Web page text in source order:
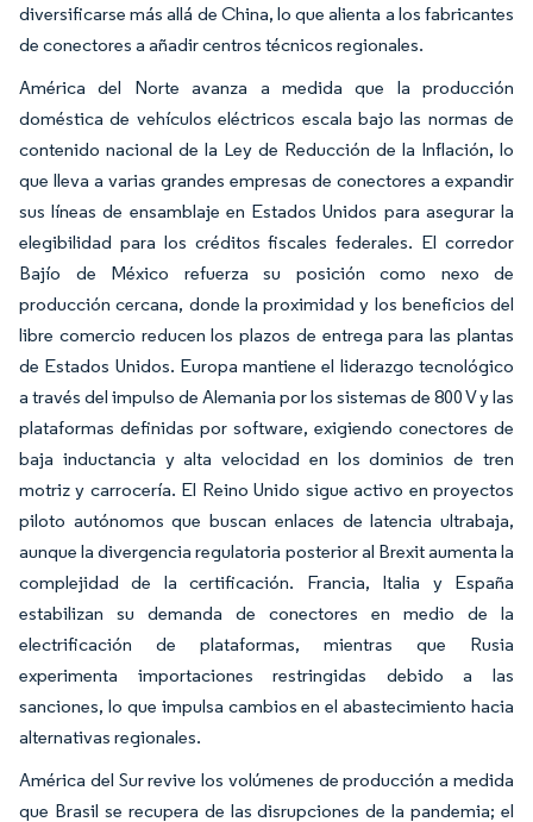
diversificarse más allá de China, lo que alienta a los fabricantes
de conectores a añadir centros técnicos regionales.
América del Norte avanza a medida que la producción
doméstica de vehículos eléctricos escala bajo las normas de
contenido nacional de la Ley de Reducción de la Inflación, lo
que lleva a varias grandes empresas de conectores a expandir
sus líneas de ensamblaje en Estados Unidos para asegurar la
elegibilidad para los créditos fiscales federales. El corredor
Bajío de México refuerza su posición como nexo de
producción cercana, donde la proximidad y los beneficios del
libre comercio reducen los plazos de entrega para las plantas
de Estados Unidos. Europa mantiene el liderazgo tecnológico
a través del impulso de Alemania por los sistemas de 800 V y las
plataformas definidas por software, exigiendo conectores de
baja inductancia y alta velocidad en los dominios de tren
motriz y carrocería. El Reino Unido sigue activo en proyectos
piloto autónomos que buscan enlaces de latencia ultrabaja,
aunque la divergencia regulatoria posterior al Brexit aumenta la
complejidad de la certificación. Francia, Italia y España
estabilizan su demanda de conectores en medio de la
electrificación de plataformas, mientras que Rusia
experimenta importaciones restringidas debido a las
sanciones, lo que impulsa cambios en el abastecimiento hacia
alternativas regionales.
América del Sur revive los volúmenes de producción a medida
que Brasil se recupera de las disrupciones de la pandemia; el